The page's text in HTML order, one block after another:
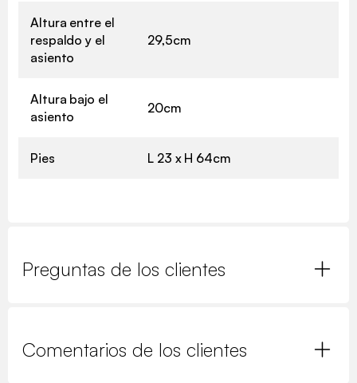
Altura entre el
respaldo y el
asiento
29,5cm
Altura bajo el
asiento
20cm
Pies L 23 x H 64cm
Preguntas de los clientes
Comentarios de los clientes